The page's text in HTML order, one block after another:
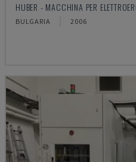
HUBER - MACCHINA PER
BULGARIA 2006